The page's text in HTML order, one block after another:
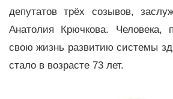
депутатов трёх созывов,
Анатолия Крючкова. Человека,
свою жизнь развитию системы
стало в возрасте 73 лет.